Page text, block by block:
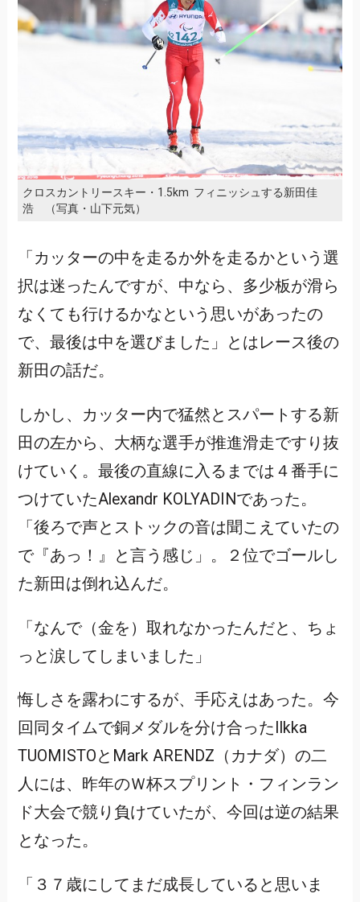
クロスカントリースキー・1.5km フィニッシュする新田佳
浩 （写真・山下元気）
「カッターの中を走るか外を走るかという選
択は迷ったんですが、中なら、多少板が滑ら
なくても行けるかなという思いがあったの
で、最後は中を選びました」とはレース後の
新田の話だ。
しかし、カッター内で猛然とスパートする新
田の左から、大柄な選手が推進滑走ですり抜
けていく。最後の直線に入るまでは４番手に
つけていたAlexandr KOLYADINであった。
「後ろで声とストックの音は聞こえていたの
で『あっ！』と言う感じ」。２位でゴールし
た新田は倒れ込んだ。
「なんで（金を）取れなかったんだと、ちょ
っと涙してしまいました」
悔しさを露わにするが、手応えはあった。今
回同タイムで銅メダルを分け合ったIlkka
TUOMISTOとMark ARENDZ（カナダ）の二
人には、昨年のＷ杯スプリント・フィンラン
ド大会で競り負けていたが、今回は逆の結果
となった。
「３７歳にしてまだ成長していると思いま